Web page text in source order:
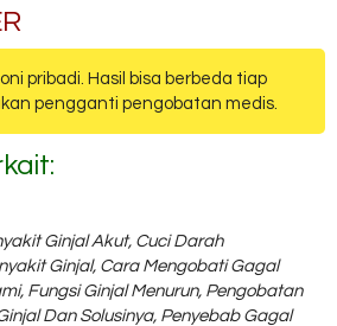
pribadi. Hasil bisa berbeda tiap
pengganti pengobatan medis.
Ginjal Akut, Cuci Darah
Ginjal, Cara Mengobati Gagal
Fungsi Ginjal Menurun, Pengobatan
Dan Solusinya, Penyebab Gagal